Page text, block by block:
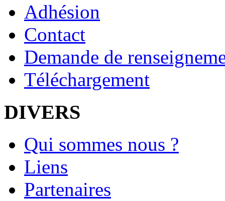
Adhésion
Contact
Demande de
Téléchargement
DIVERS
Qui sommes nous ?
Liens
Partenaires